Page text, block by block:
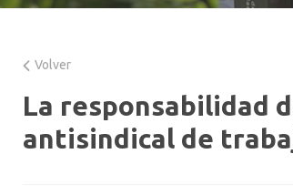
Volver
La responsabilidad
antisindical de